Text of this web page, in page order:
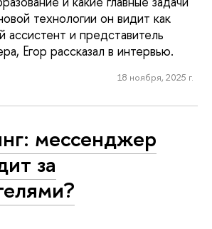
технологии он видит как
ассистент и представитель
Егор рассказал в интервью.
18 ноября, 2025 г.
мессенджер
за